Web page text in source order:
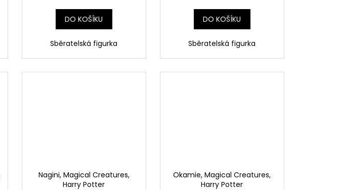
DO KOŠÍKU
Sběratelská figurka
DO KOŠÍKU
Sběratelská figurka
Nagini, Magical Creatures,
Harry Potter
Okamie, Magical Creatures,
Harry Potter